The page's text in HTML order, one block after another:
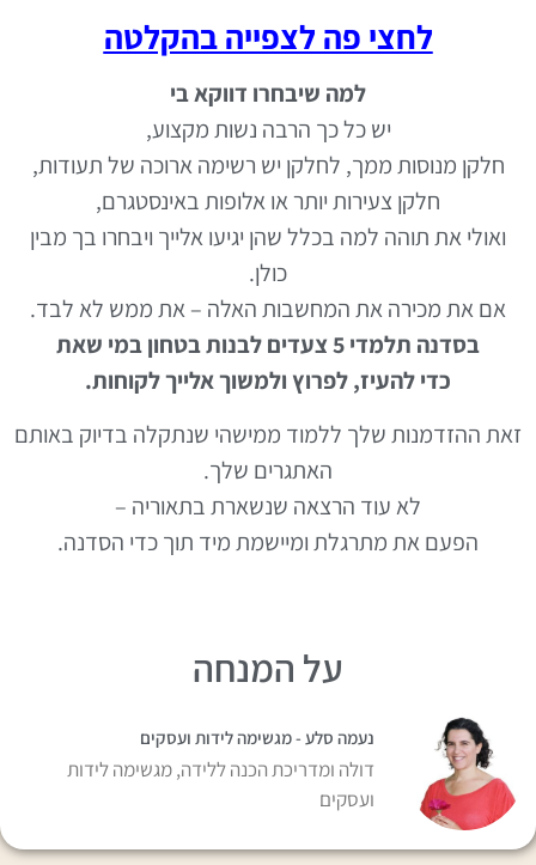
לחצי פה לצפייה בהקלטה
למה שיבחרו דווקא בי
יש כל כך הרבה נשות מקצוע,
חלקן מנוסות ממך, לחלקן יש רשימה ארוכה של תעודות,
חלקן צעירות יותר או אלופות באינסטגרם,
ואולי את תוהה למה בכלל שהן יגיעו אלייך ויבחרו בך מבין
כולן.
אם את מכירה את המחשבות האלה – את ממש לא לבד.
בסדנה תלמדי 5 צעדים לבנות בטחון במי שאת
כדי להעיז, לפרוץ ולמשוך אלייך לקוחות.
זאת ההזדמנות שלך ללמוד ממישהי שנתקלה בדיוק באותם
האתגרים שלך.
לא עוד הרצאה שנשארת בתאוריה –
הפעם את מתרגלת ומיישמת מיד תוך כדי הסדנה.
על המנחה
נעמה סלע - מגשימה לידות ועסקים
דולה ומדריכת הכנה ללידה, מגשימה לידות
ועסקים